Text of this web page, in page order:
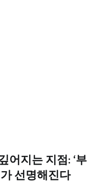
어지는 지점: ‘부
선명해진다